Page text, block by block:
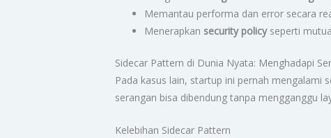
Memantau performa dan error secara
Menerapkan security policyseperti
Sidecar Pattern di Dunia Nyata: Menghadapi
Pada kasus lain, startup ini pernah mengalami
serangan bisa dibendung tanpa mengganggu
Kelebihan Sidecar Pattern